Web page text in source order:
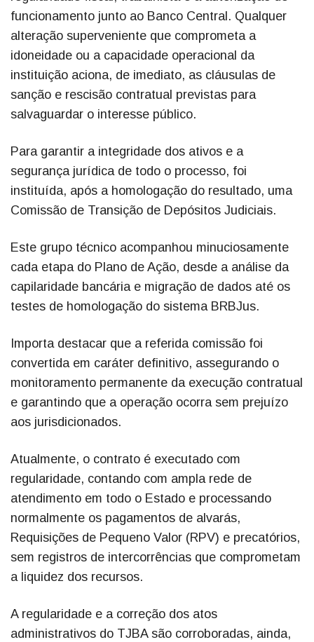
funcionamento junto ao Banco Central. Qualquer
alteração superveniente que comprometa a
idoneidade ou a capacidade operacional da
instituição aciona, de imediato, as cláusulas de
sanção e rescisão contratual previstas para
salvaguardar o interesse público.
Para garantir a integridade dos ativos e a
segurança jurídica de todo o processo, foi
instituída, após a homologação do resultado, uma
Comissão de Transição de Depósitos Judiciais.
Este grupo técnico acompanhou minuciosamente
cada etapa do Plano de Ação, desde a análise da
capilaridade bancária e migração de dados até os
testes de homologação do sistema BRBJus.
Importa destacar que a referida comissão foi
convertida em caráter definitivo, assegurando o
monitoramento permanente da execução contratual
e garantindo que a operação ocorra sem prejuízo
aos jurisdicionados.
Atualmente, o contrato é executado com
regularidade, contando com ampla rede de
atendimento em todo o Estado e processando
normalmente os pagamentos de alvarás,
Requisições de Pequeno Valor (RPV) e precatórios,
sem registros de intercorrências que comprometam
a liquidez dos recursos.
A regularidade e a correção dos atos
administrativos do TJBA são corroboradas, ainda,